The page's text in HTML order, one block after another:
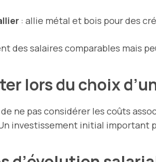
: allie métal et bois pour des
des salaires comparables mais
lors du choix
ne pas considérer les coûts
investissement initial important